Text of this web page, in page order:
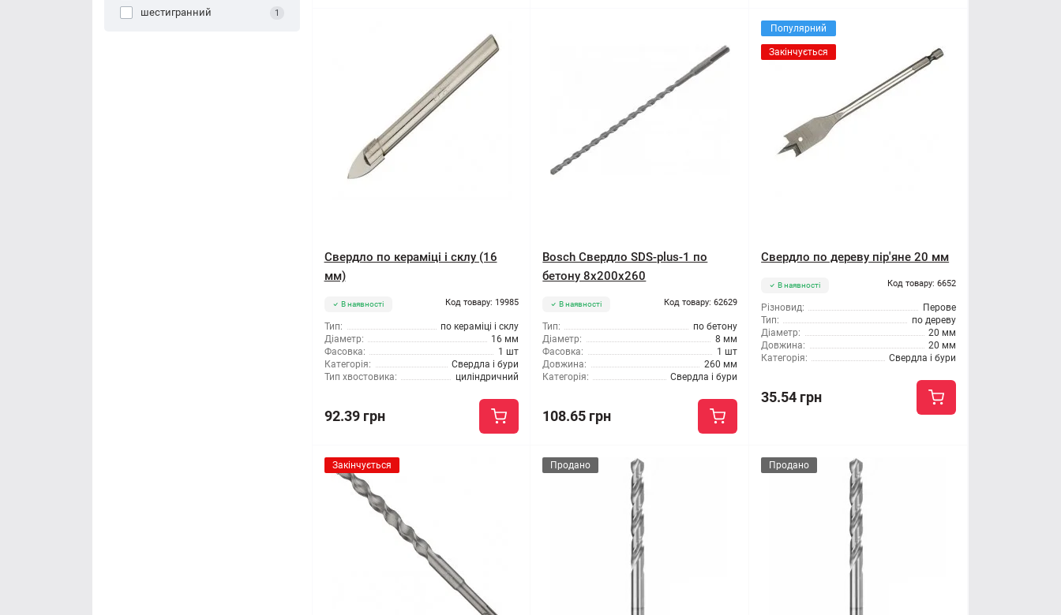
шестигранний 1
Свердло по кераміці і склу (16
мм)
В наявності Код товару: 19985
Тип:
по кераміці і склу
Діаметр:
16 мм
Фасовка:
1 шт
Категорія:
Свердла і бури
Тип хвостовика:
циліндричний
92.39 грн
Bosch Свердло SDS-plus-1 по
бетону 8x200x260
В наявності Код товару: 62629
Тип:
по бетону
Діаметр:
8 мм
Фасовка:
1 шт
Довжина:
260 мм
Категорія:
Свердла і бури
108.65 грн
Популярний
Закінчується
Свердло по дереву пір'яне 20 мм
В наявності Код товару: 6652
Різновид:
Перове
Тип:
по дереву
Діаметр:
20 мм
Довжина:
20 мм
Категорія:
Свердла і бури
35.54 грн
Закінчується Продано Продано